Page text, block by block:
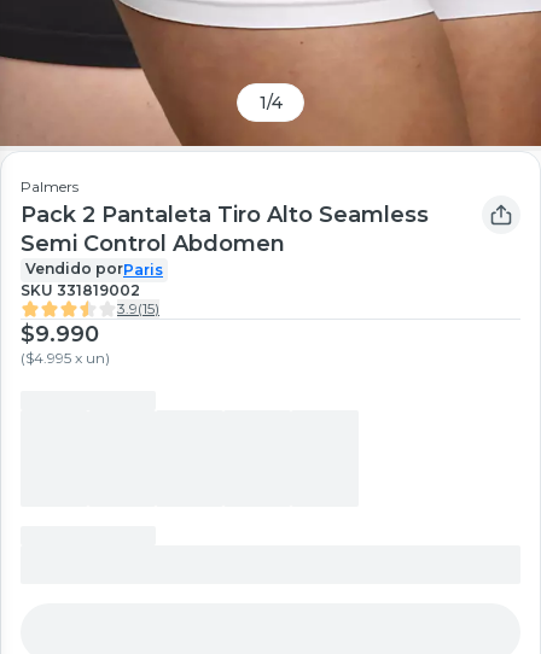
1/4
Palmers
Pack 2 Pantaleta Tiro Alto Seamless
Semi Control Abdomen
Vendido porParis
SKU 331819002
3.9(15)
$9.990
($4.995 x un)